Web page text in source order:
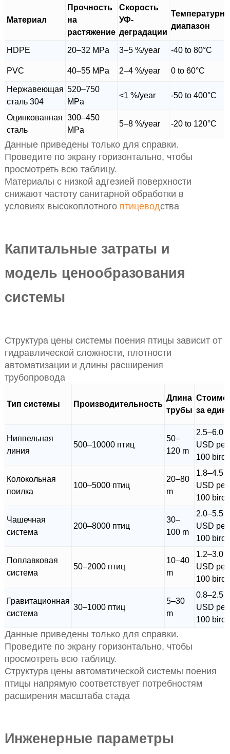
Материал
Прочность
на
растяжение
Скорость
УФ-
деградации
диапазон
HDPE 20–32 MPa 3–5 %/year -40 to 80°C
PVC 40–55 MPa 2–4 %/year 0 to 60°C
Нержавеющая
сталь 304
520–750
MPa
<1 %/year -50 to 400°C
Оцинкованная
сталь
300–450
MPa
5–8 %/year -20 to 120°C
Данные приведены только для справки.
Проведите по экрану горизонтально, чтобы
просмотреть всю таблицу.
Материалы с низкой адгезией поверхности
снижают частоту санитарной обработки в
условиях высокоплотного птицеводства
Капитальные затраты и
модель ценообразования
системы
Структура цены системы поения птицы зависит от
гидравлической сложности, плотности
автоматизации и длины расширения
трубопровода
Тип системы Производительность
Длина
трубы за
Ниппельная
линия
500–10000 птиц
50–
120 m
2.5–6.0
USD per
100 birds
Колокольная
поилка
100–5000 птиц
20–80
m
1.8–4.5
USD per
100 birds
Чашечная
система
200–8000 птиц
30–
100 m
2.0–5.5
USD per
100 birds
Поплавковая
система
50–2000 птиц
10–40
m
1.2–3.0
USD per
100 birds
Гравитационная
система
30–1000 птиц
5–30
m
0.8–2.5
USD per
100 birds
Данные приведены только для справки.
Проведите по экрану горизонтально, чтобы
просмотреть всю таблицу.
Структура цены автоматической системы поения
птицы напрямую соответствует потребностям
расширения масштаба стада
Инженерные параметры